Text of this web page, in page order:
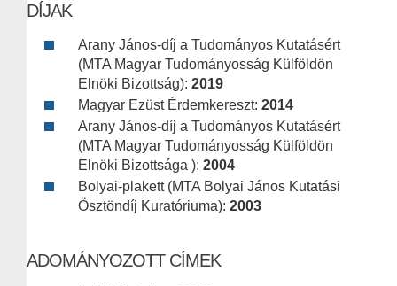
DÍJAK
Arany János-díj a Tudományos Kutatásért
(MTA Magyar Tudományosság Külföldön
Elnöki Bizottság): 2019
Magyar Ezüst Érdemkereszt: 2014
Arany János-díj a Tudományos Kutatásért
(MTA Magyar Tudományosság Külföldön
Elnöki Bizottsága ): 2004
Bolyai-plakett (MTA Bolyai János Kutatási
Ösztöndíj Kuratóriuma): 2003
ADOMÁNYOZOTT CÍMEK